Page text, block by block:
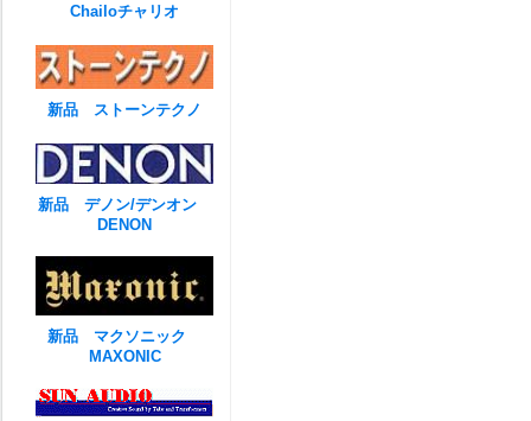
Chailoチャリオ
新品 ストーンテクノ
新品 デノン/デンオン
DENON
新品 マクソニック
MAXONIC